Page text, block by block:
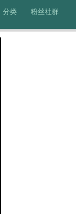
分类 粉丝社群